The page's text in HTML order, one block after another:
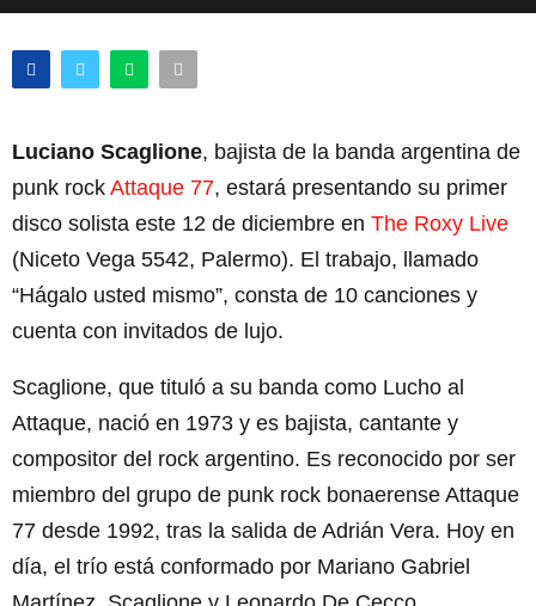
Luciano Scaglione, bajista de la banda argentina de
punk rock Attaque 77, estará presentando su primer
disco solista este 12 de diciembre en The Roxy Live
(Niceto Vega 5542, Palermo). El trabajo, llamado
“Hágalo usted mismo”, consta de 10 canciones y
cuenta con invitados de lujo.
Scaglione, que tituló a su banda como Lucho al
Attaque, nació en 1973 y es bajista, cantante y
compositor del rock argentino.​ Es reconocido por ser
miembro del grupo de punk rock bonaerense Attaque
77 desde 1992, tras la salida de Adrián Vera. Hoy en
día, el trío está conformado por Mariano Gabriel